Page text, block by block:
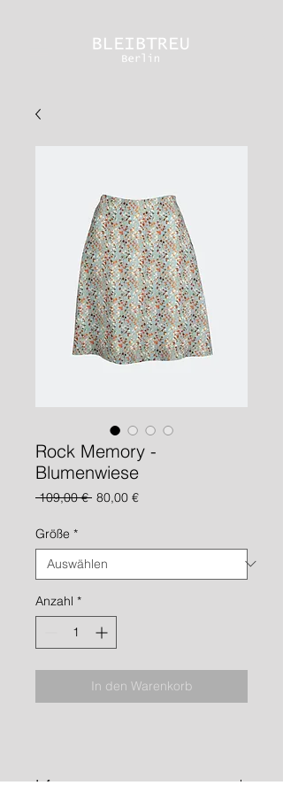
Rock Memory -
Blumenwiese
109,00 € Standardpreis
80,00 €Sale-
Größe *
Anzahl *
In den Warenkorb
Info